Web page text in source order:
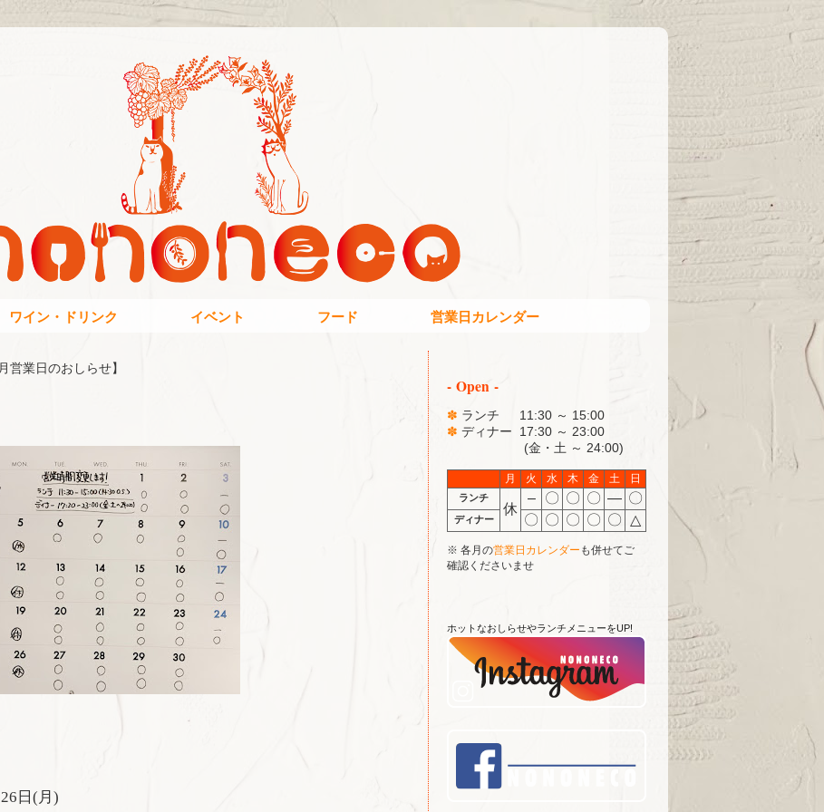
ワイン・ドリンク イベント フード 営業日カレンダー
営業日のおしらせ】
26 日 ( 月 )
- Open -
✽ ランチ 11:30 ～ 15:00
✽ ディナー 17:30 ～ 23:00
(金・土 ～ 24:00)
月 火 水 木 金 土 日
ランチ
休
– 〇 〇 〇 ― 〇
ディナー 〇 〇 〇 〇 〇 △
※ 各月の営業日カレンダー も併せてご
確認くださいませ
ホットなおしらせやランチメニューをUP!